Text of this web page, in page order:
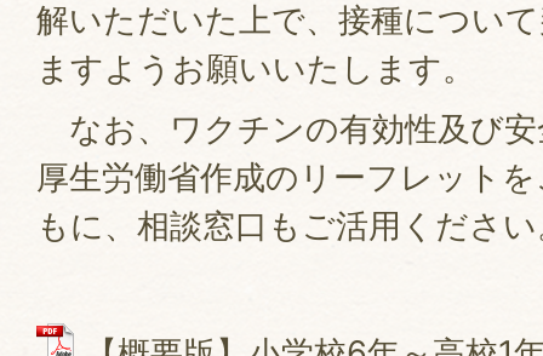
解いただいた上で、接種につい
ますようお願いいたします。
なお、ワクチンの有効性及び
厚生労働省作成のリーフレット
もに、相談窓口もご活用くださ